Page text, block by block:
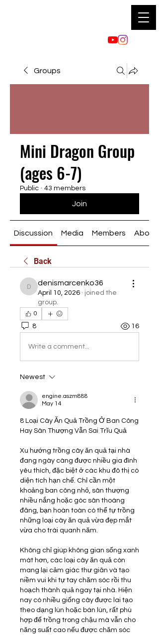
Groups
Mini Dragon Group
(ages 6-7)
Public · 43 members
Join
Discussion Media Members About
Back
denismarcenko36
denismarcenko36
April 10, 2026 · joined the
group.
0
8 16
Write a comment...
Newest
engine.aszm888
May 14
8 Loại Cây Ăn Quả Trồng Ở Ban Công
Hay Sân Thượng Vẫn Sai Trĩu Quả
Xu hướng trồng cây ăn quả tại nhà
đang ngày càng được nhiều gia đình
yêu thích, đặc biệt ở các khu đô thị có
diện tích hạn chế. Chỉ cần một
khoảng ban công nhỏ, sân thượng
nhiều nắng hoặc góc sân thoáng
đãng, bạn hoàn toàn có thể tự trồng
những loại cây ăn quả vừa đẹp mắt
vừa cho trái quanh năm.
Không chỉ giúp không gian sống xanh
mát hơn, các loại cây ăn quả còn
mang lại cảm giác thư giãn và tạo
niềm vui khi tự tay chăm sóc rồi thu
hoạch thành quả ngay tại nhà. Hiện
nay có nhiều giống cây được lai tạo
theo dạng lùn hoặc bán lùn, rất phù
hợp để trồng trong chậu mà vẫn cho
năng suất cao nếu được chăm sóc